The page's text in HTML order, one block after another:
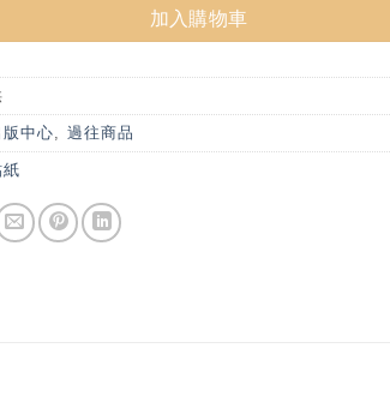
加入購物車
中心 過往商品